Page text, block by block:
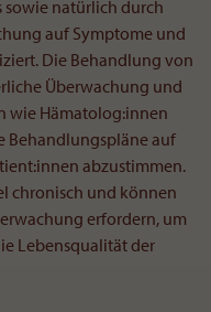
sowie natürlich durch
auf Symptome und
Die Behandlung von
Überwachung und
wie Hämatolog:innen
Behandlungspläne auf
abzustimmen.
chronisch und können
erfordern, um
Lebensqualität der